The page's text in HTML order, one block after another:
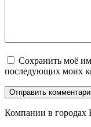
Сохранить моё
последующих моих
Компании в городах